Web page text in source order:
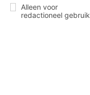
Alleen voor
redactioneel gebruik